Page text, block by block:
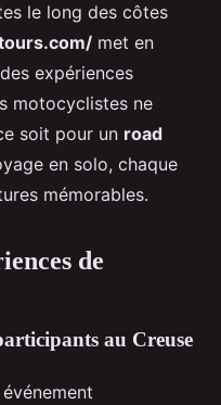
le long des côtes
met en
expériences
motocyclistes ne
soit pour un road
en solo, chaque
mémorables.
de
au Creuse